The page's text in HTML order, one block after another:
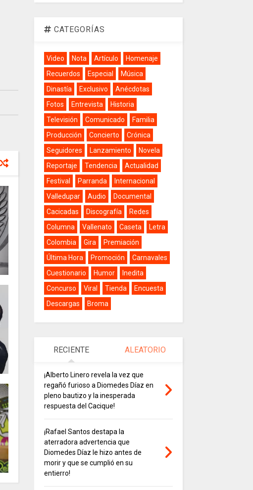
CATEGORÍAS
Video Nota Artículo
Homenaje
Recuerdos
Especial
Música
Dinastía
Exclusivo
Anécdotas
Fotos
Entrevista
Historia
Televisión
Comunicado
Familia
Producción
Concierto
Crónica
Seguidores
Lanzamiento
Novela
Reportaje
Tendencia
Actualidad
Festival
Parranda
Internacional
Valledupar
Audio
Documental
Cacicadas
Discografía
Redes
Columna
Vallenato Caseta
Letra
Colombia
Gira
Premiación
Última Hora
Promoción
Carnavales
Cuestionario
Humor
Inedita
Concurso
Viral Tienda
Encuesta
Descargas
Broma
RECIENTE ALEATORIO
¡Alberto Linero revela la vez que
regañó furioso a Diomedes Díaz en
pleno bautizo y la inesperada
respuesta del Cacique!
¡Rafael Santos destapa la
aterradora advertencia que
Diomedes Díaz le hizo antes de
morir y que se cumplió en su
entierro!